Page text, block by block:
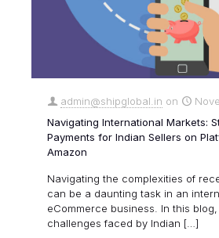
admin@shipglobal.in on
Navigating International Markets:
Payments for Indian Sellers on
Amazon
Navigating the complexities of
can be a daunting task in an
eCommerce business. In this
challenges faced by Indian […]